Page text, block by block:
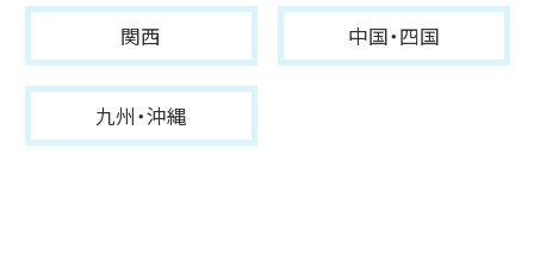
関西 中国・四国
九州・沖縄